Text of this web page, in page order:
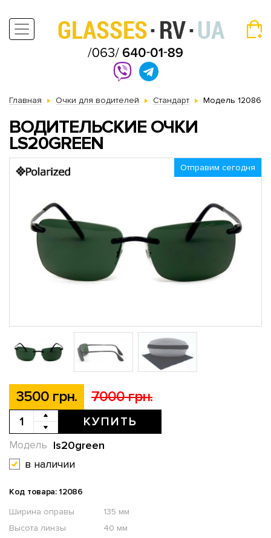
Главная Очки для водителей Стандарт Модель 12086
ВОДИТЕЛЬСКИЕ ОЧКИ
LS20GREEN
Отправим сегодня
3500 грн. 7000 грн.
КУПИТЬ
ls20green
Модель
в наличии
Код товара: 12086
Ширина оправы
135 мм
Высота линзы
40 мм